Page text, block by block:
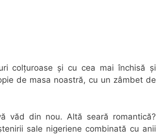
colțuroase și cu cea mai închisă și
de masa noastră, cu un zâmbet de
văd din nou. Altă seară romantică?
sale nigeriene combinată cu anii